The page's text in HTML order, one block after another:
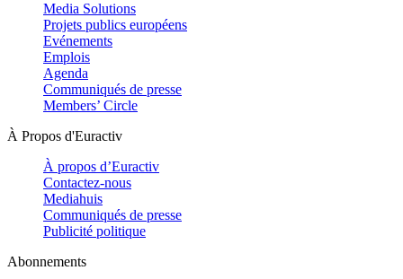
Media Solutions
Projets publics européens
Evénements
Emplois
Agenda
Communiqués de presse
Members’ Circle
À Propos d'Euractiv
À propos d’Euractiv
Contactez-nous
Mediahuis
Communiqués de presse
Publicité politique
Abonnements